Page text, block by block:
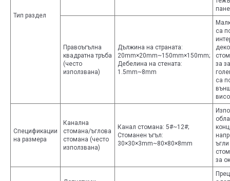
Тип раздел
Правоъгълна
квадратна тръба
(често
използвана)
Дължина на страната:
20mm×20mm~150mm×150mm;
Дебелина на стената:
1.5mm~8mm
са
за
са
Спецификации
на размера
Канална
стомана/ъглова
стомана (често
използвана)
Канал стомана: 5#~12#;
Стоманен ъгъл:
30×30×3mm~80×80×8mm
за